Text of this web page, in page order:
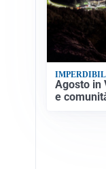
Agosto in
e